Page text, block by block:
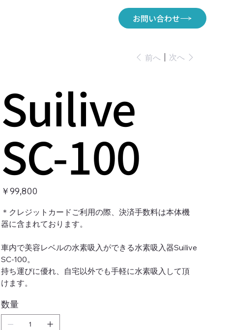
お問い合わせ
前へ 次へ
Suilive
SC-100
価
格
￥99,800
＊クレジットカードご利用の際、決済手数料は本体機
器に含まれております。
車内で美容レベルの水素吸入ができる水素吸入器Suilive
SC-100。
持ち運びに優れ、自宅以外でも手軽に水素吸入して頂
けます。
数量